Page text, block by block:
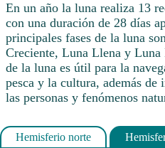
En un año la luna realiza 13
con una duración de 28 días
principales fases de la luna
Creciente, Luna Llena y Luna
de la luna es útil para la
pesca y la cultura, además
las personas y fenómenos